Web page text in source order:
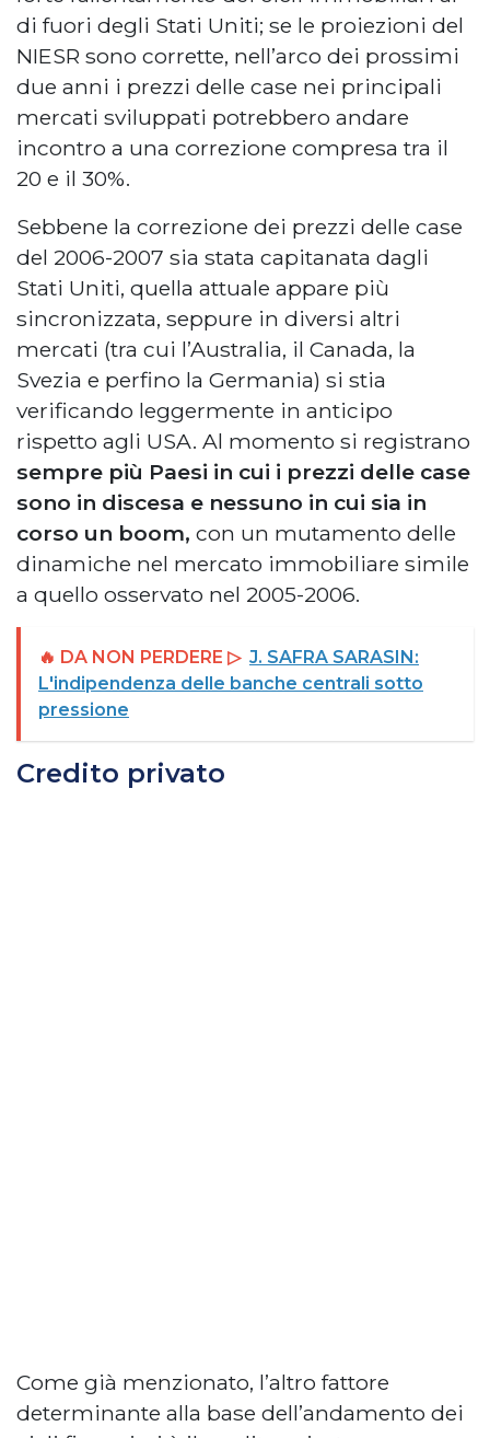
di fuori degli Stati Uniti; se le proiezioni del
NIESR sono corrette, nell’arco dei prossimi
due anni i prezzi delle case nei principali
mercati sviluppati potrebbero andare
incontro a una correzione compresa tra il
20 e il 30%.
Sebbene la correzione dei prezzi delle case
del 2006-2007 sia stata capitanata dagli
Stati Uniti, quella attuale appare più
sincronizzata, seppure in diversi altri
mercati (tra cui l’Australia, il Canada, la
Svezia e perfino la Germania) si stia
verificando leggermente in anticipo
rispetto agli USA. Al momento si registrano
sempre più Paesi in cui i prezzi delle case
sono in discesa e nessuno in cui sia in
corso un boom, con un mutamento delle
dinamiche nel mercato immobiliare simile
a quello osservato nel 2005-2006.
🔥 DA NON PERDERE ▷ J. SAFRA SARASIN:
L'indipendenza delle banche centrali sotto
pressione
Credito privato
Come già menzionato, l’altro fattore
determinante alla base dell’andamento dei